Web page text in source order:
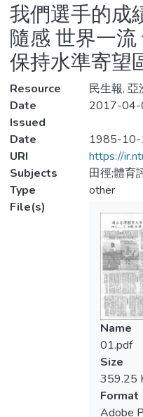
Statistics
我們選手的成
隨感 世界一
保持水準寄望
Resource
民生報,
Date
Issued
2017-04-
Date
1985-
URI
https://
Subjects
田徑;體育
Type
other
File(s)
Name
01.pdf
Size
359.25
Format
Adobe